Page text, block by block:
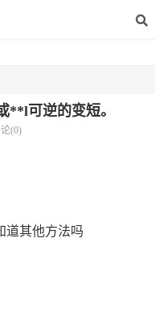
**l可逆的变短。
(0)
道其他方法吗